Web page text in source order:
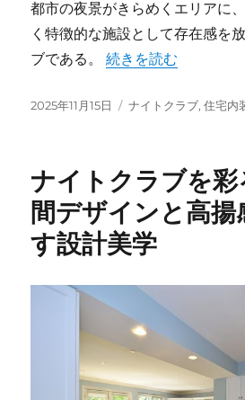
都市の夜景がきらめくエリアに
く特徴的な施設として存在感を
ブである。“ナイトクラブが作
続きを読む
投
2025年11月15日
カ
ー
ナイトクラブ,住宅内
ナイトクラブを彩
間デザインと高揚
す設計美学